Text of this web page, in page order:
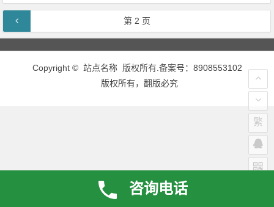
文章导航 第 2 页
Copyright © 站点名称 版权所有.备案号：8908553102
版权所有，翻版必究
繁
咨询电话